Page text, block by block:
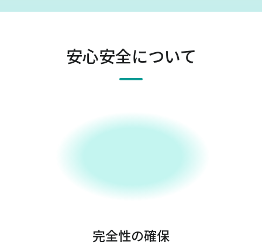
安心安全について
完全性の確保